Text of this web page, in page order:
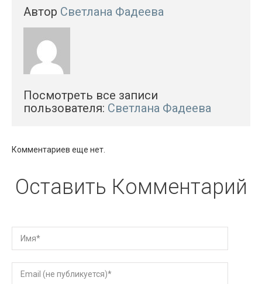
Автор Светлана Фадеева
Посмотреть все записи
пользователя: Светлана Фадеева
Комментариев еще нет.
Оставить Комментарий